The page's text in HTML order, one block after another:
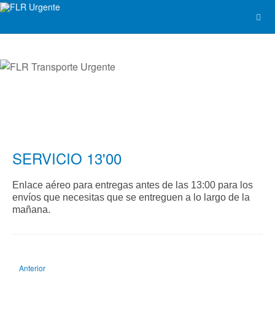
SERVICIO 13'00
Enlace aéreo para entregas antes de las 13:00 para los
envíos que necesitas que se entreguen a lo largo de la
mañana.
Artículo anterior: SERVICIO 19'00
Anterior